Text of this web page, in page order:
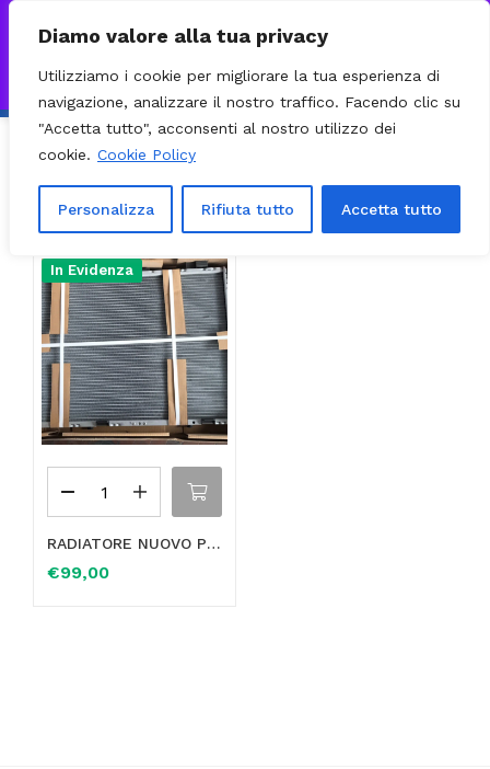
Diamo valore alla tua privacy
Utilizziamo i cookie per migliorare la tua esperienza di
navigazione, analizzare il nostro traffico. Facendo clic su
"Accetta tutto", acconsenti al nostro utilizzo dei
cookie. Cookie Policy
Personalizza Rifiuta tutto Accetta tutto
VISITA IL NOSTRO E-COMMERCE – SPEDIZIONI NAZIONALI E
INVIATE CON CORRIERE DHL EXPRESS - BRT - UPSIgnora
Visualizzazione del risultato
Filter
In Evidenza
RADIATORE NUOVO PER MERCEDES CLASSE E W210 S210 A210500280364 A210500280364 CAMBIO MANUALE
€99,00